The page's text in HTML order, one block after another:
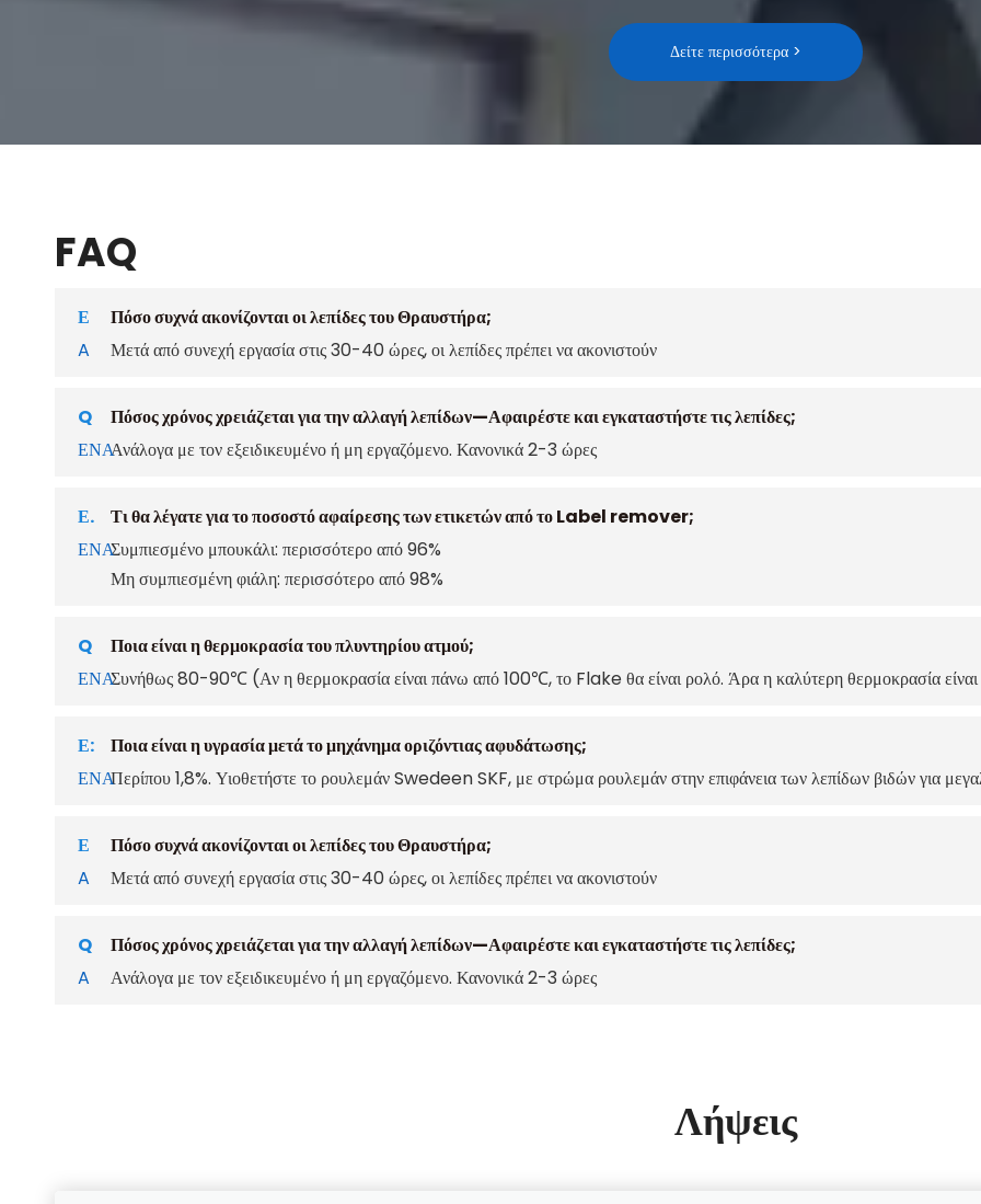
Δείτε περισσότερα >
FAQ
Ε
Πόσο συχνά ακονίζονται οι λεπίδες του Θραυστήρα;
A
Μετά από συνεχή εργασία στις 30-40 ώρες, οι λεπίδες πρέπει να ακονιστούν
Q
Πόσος χρόνος χρειάζεται για την αλλαγή λεπίδων—Αφαιρέστε και εγκαταστήστε τις λεπίδες;
ΕΝΑΑνάλογα με τον εξειδικευμένο ή μη εργαζόμενο. Κανονικά 2-3 ώρες
Ε.
Τι θα λέγατε για το ποσοστό αφαίρεσης των ετικετών από το Label remover;
ΕΝΑΣυμπιεσμένο μπουκάλι: περισσότερο από 96%
Μη συμπιεσμένη φιάλη: περισσότερο από 98%
Q
Ποια είναι η θερμοκρασία του πλυντηρίου ατμού;
ΕΝΑΣυνήθως 80-90℃ (Αν η θερμοκρασία είναι πάνω από 100℃, το Flake θα είναι ρολό. Άρα η καλύτερη θερμοκρασία
Ε:
Ποια είναι η υγρασία μετά το μηχάνημα οριζόντιας αφυδάτωσης;
ΕΝΑΠερίπου 1,8%. Υιοθετήστε το ρουλεμάν Swedeen SKF, με στρώμα ρουλεμάν στην επιφάνεια των λεπίδων βιδών για
Ε
Πόσο συχνά ακονίζονται οι λεπίδες του Θραυστήρα;
A
Μετά από συνεχή εργασία στις 30-40 ώρες, οι λεπίδες πρέπει να ακονιστούν
Q
Πόσος χρόνος χρειάζεται για την αλλαγή λεπίδων—Αφαιρέστε και εγκαταστήστε τις λεπίδες;
A
Ανάλογα με τον εξειδικευμένο ή μη εργαζόμενο. Κανονικά 2-3 ώρες
Λήψεις